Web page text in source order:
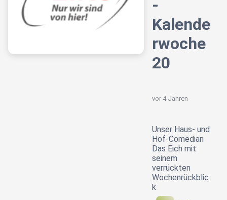
-
Kalende
rwoche
20
vor 4 Jahren
Unser Haus- und
Hof-Comedian
Das Eich mit
seinem
verrückten
Wochenrückblic
k